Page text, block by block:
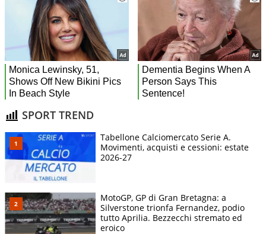
SPORT TREND
Tabellone Calciomercato Serie A.
Movimenti, acquisti e cessioni: estate
2026-27
MotoGP, GP di Gran Bretagna: a
Silverstone trionfa Fernandez, podio
tutto Aprilia. Bezzecchi stremato ed
eroico